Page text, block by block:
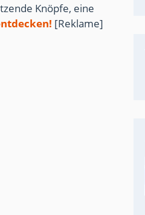
Knöpfe, eine
[Reklame]